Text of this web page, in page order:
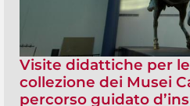
Visite didattiche per
collezione dei Musei
percorso guidato